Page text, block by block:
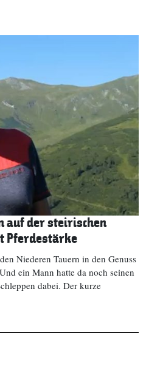
auf der steirischen
Pferdestärke
Niederen Tauern in den Genuss
ein Mann hatte da noch seinen
dabei. Der kurze